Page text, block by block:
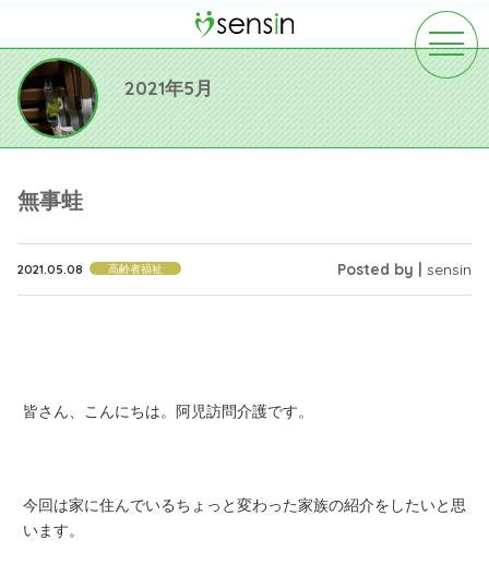
toggle
2021年5月
無事蛙
2021.05.08 高齢者福祉 Posted by | sensin
皆さん、こんにちは。阿児訪問介護です。
今回は家に住んでいるちょっと変わった家族の紹介をしたいと思
います。